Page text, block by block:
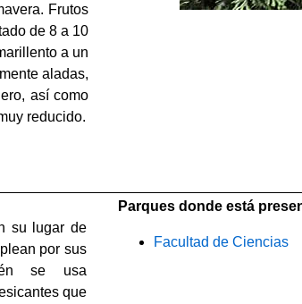
Frutos
de 8 a 10
a un
aladas,
así como
reducido.
su lugar de
por sus
se usa
que
Parques donde está
Facultad de Ciencias